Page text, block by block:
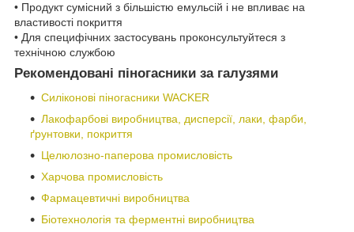
• Продукт сумісний з більшістю емульсій і не впливає на
властивості покриття
• Для специфічних застосувань проконсультуйтеся з
технічною службою
Рекомендовані піногасники за галузями
Силіконові піногасники WACKER
Лакофарбові виробництва, дисперсії, лаки, фарби,
ґрунтовки, покриття
Целюлозно-паперова промисловість
Харчова промисловість
Фармацевтичні виробництва
Біотехнологія та ферментні виробництва